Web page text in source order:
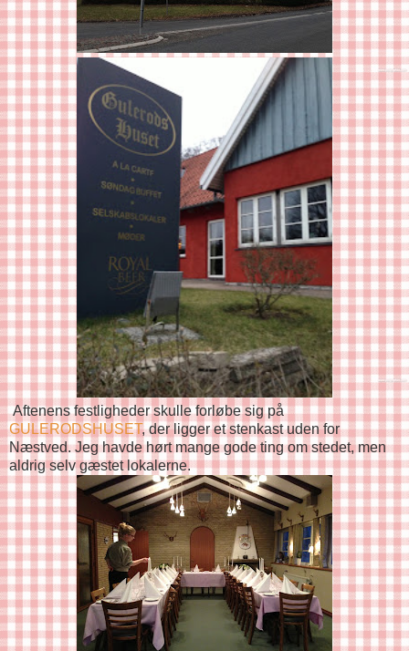
Aftenens festligheder skulle forløbe sig på
GULERODSHUSET, der ligger et stenkast uden for
Næstved. Jeg havde hørt mange gode ting om stedet, men
aldrig selv gæstet lokalerne.